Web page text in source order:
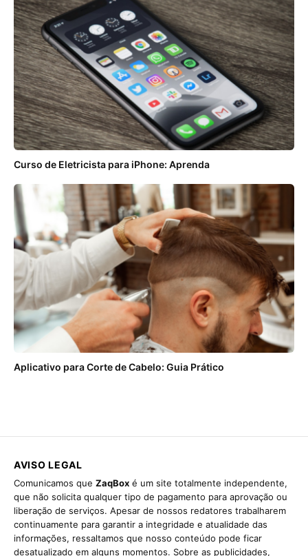
ANÚNCIOS
Curso de Eletricista para iPhone: Aprenda
Aplicativo para Corte de Cabelo: Guia Prático
AVISO LEGAL
Comunicamos que ZaqBox é um site totalmente independente,
que não solicita qualquer tipo de pagamento para aprovação ou
liberação de serviços. Apesar de nossos redatores trabalharem
continuamente para garantir a integridade e atualidade das
informações, ressaltamos que nosso conteúdo pode ficar
desatualizado em alguns momentos. Sobre as publicidades,